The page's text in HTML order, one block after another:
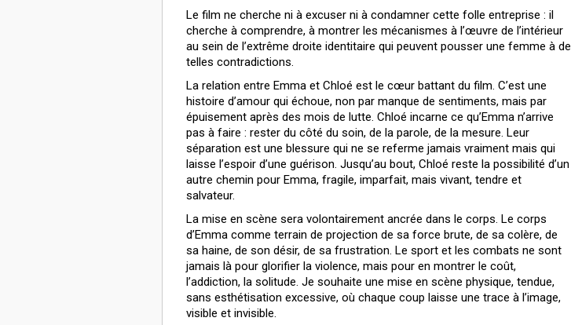
Le film ne cherche ni à excuser ni à condamner cette folle entreprise : il
cherche à comprendre, à montrer les mécanismes à l’œuvre de l’intérieur
au sein de l’extrême droite identitaire qui peuvent pousser une femme à de
telles contradictions.
La relation entre Emma et Chloé est le cœur battant du film. C’est une
histoire d’amour qui échoue, non par manque de sentiments, mais par
épuisement après des mois de lutte. Chloé incarne ce qu’Emma n’arrive
pas à faire : rester du côté du soin, de la parole, de la mesure. Leur
séparation est une blessure qui ne se referme jamais vraiment mais qui
laisse l’espoir d’une guérison. Jusqu’au bout, Chloé reste la possibilité d’un
autre chemin pour Emma, fragile, imparfait, mais vivant, tendre et
salvateur.
La mise en scène sera volontairement ancrée dans le corps. Le corps
d’Emma comme terrain de projection de sa force brute, de sa colère, de
sa haine, de son désir, de sa frustration. Le sport et les combats ne sont
jamais là pour glorifier la violence, mais pour en montrer le coût,
l’addiction, la solitude. Je souhaite une mise en scène physique, tendue,
sans esthétisation excessive, où chaque coup laisse une trace à l’image,
visible et invisible.